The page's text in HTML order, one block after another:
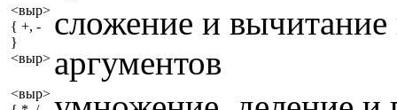
<выр>
{ +, -
}
<выр>
сложение и
аргументов
<выр>